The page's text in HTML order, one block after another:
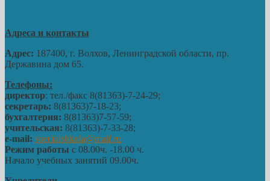
Адреса и контакты
Адрес: 187400, г. Волхов, Ленинградской области, пр.
Державина дом 65.
Телефоны:
директор: тел./факс 8(81363)-7-24-29;
секретарь: 8(81363)7-18-23;
бухгалтерия: 8(81363)7-57-59;
учительская: 8(81363)-7-33-28;
e-mail: specialshkola@mail.ru
Режим работы с 08.00ч. -18.00 ч.
Начало учебных занятий 09.00ч.